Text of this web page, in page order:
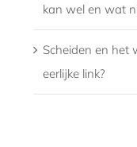
kan wel en wat
Scheiden en het
eerlijke link?